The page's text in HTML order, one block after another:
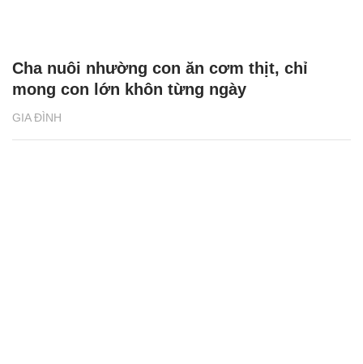
GIA ĐÌNH
Cha nuôi nhường con ăn cơm thịt, chỉ
mong con lớn khôn từng ngày